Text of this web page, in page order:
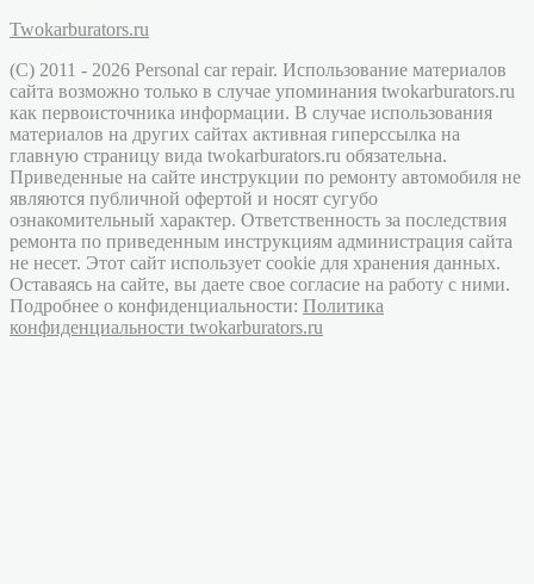
Twokarburators.ru
(C) 2011 - 2026 Personal car repair. Использование материалов
сайта возможно только в случае упоминания twokarburators.ru
как первоисточника информации. В случае использования
материалов на других сайтах активная гиперссылка на
главную страницу вида twokarburators.ru обязательна.
Приведенные на сайте инструкции по ремонту автомобиля не
являются публичной офертой и носят сугубо
ознакомительный характер. Ответственность за последствия
ремонта по приведенным инструкциям администрация сайта
не несет. Этот сайт использует cookie для хранения данных.
Оставаясь на сайте, вы даете свое согласие на работу с ними.
Подробнее о конфиденциальности: Политика
конфиденциальности twokarburators.ru